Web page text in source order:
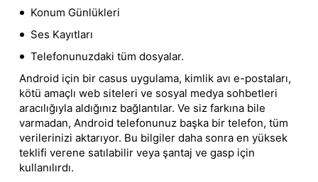
Konum Günlükleri
Ses Kayıtları
Telefonunuzdaki tüm dosyalar.
Android için bir casus uygulama, kimlik avı e-postaları,
kötü amaçlı web siteleri ve sosyal medya sohbetleri
aracılığıyla aldığınız bağlantılar. Ve siz farkına bile
varmadan, Android telefonunuz başka bir telefon, tüm
verilerinizi aktarıyor. Bu bilgiler daha sonra en yüksek
teklifi verene satılabilir veya şantaj ve gasp için
kullanılırdı.